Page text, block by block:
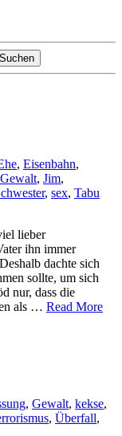
, Eisenbahn,
Gewalt, Jim,
, sex, Tabu
lieber
ihn immer
dachte sich
sollte, um sich
nur, dass die
als … Read More
, Gewalt, kekse,
, Überfall,